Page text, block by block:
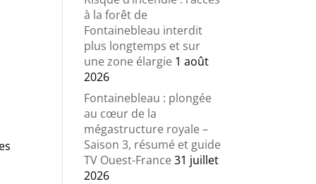
à la forêt de
Fontainebleau interdit
plus longtemps et sur
une zone élargie 1 août
2026
Fontainebleau : plongée
au cœur de la
mégastructure royale –
Saison 3, résumé et guide
TV Ouest-France31 juillet
2026